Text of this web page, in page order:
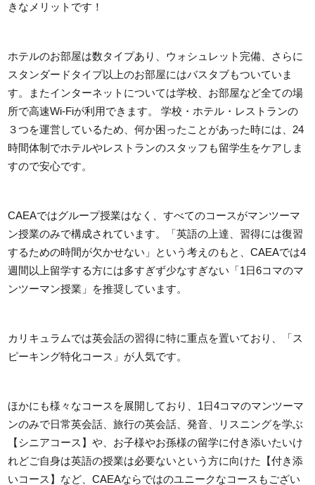
きなメリットです！
ホテルのお部屋は数タイプあり、ウォシュレット完備、さらに
スタンダードタイプ以上のお部屋にはバスタブもついていま
す。またインターネットについては学校、お部屋など全ての場
所で高速Wi-Fiが利用できます。 学校・ホテル・レストランの
３つを運営しているため、何か困ったことがあった時には、24
時間体制でホテルやレストランのスタッフも留学生をケアしま
すので安心です。
CAEAではグループ授業はなく、すべてのコースがマンツーマ
ン授業のみで構成されています。「英語の上達、習得には復習
するための時間が欠かせない」という考えのもと、CAEAでは4
週間以上留学する方には多すぎず少なすぎない「1日6コマのマ
ンツーマン授業」を推奨しています。
カリキュラムでは英会話の習得に特に重点を置いており、「ス
ピーキング特化コース」が人気です。
ほかにも様々なコースを展開しており、1日4コマのマンツーマ
ンのみで日常英会話、旅行の英会話、発音、リスニングを学ぶ
【シニアコース】や、お子様やお孫様の留学に付き添いたいけ
れどご自身は英語の授業は必要ないという方に向けた【付き添
いコース】など、CAEAならではのユニークなコースもござい